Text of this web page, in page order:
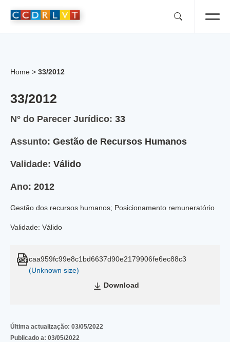
Home > 33/2012
33/2012
N° do Parecer Jurídico: 33
Assunto: Gestão de Recursos Humanos
Validade: Válido
Ano: 2012
Gestão dos recursos humanos; Posicionamento remuneratório
Validade: Válido
caa959fc99e8c1bd6637d90e2179906fe6ec88c3
(Unknown size)
Download
Última actualização: 03/05/2022
Publicado a: 03/05/2022